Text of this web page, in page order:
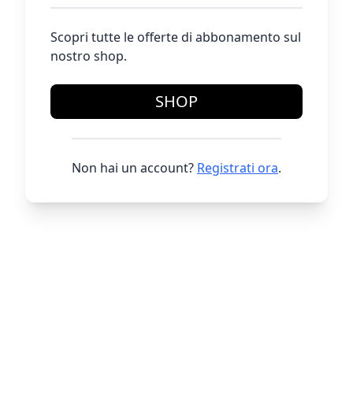
Scopri tutte le offerte di abbonamento sul
nostro shop.
SHOP
Non hai un account? Registrati ora.